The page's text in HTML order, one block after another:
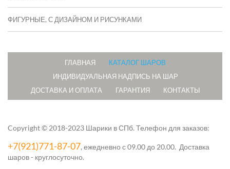
ФИГУРНЫЕ, С ДИЗАЙНОМ И РИСУНКАМИ
ГЛАВНАЯ
КАТАЛОГ ШАРОВ
ИНДИВИДУАЛЬНАЯ НАДПИСЬ НА ШАР
ДОСТАВКА И ОПЛАТА
ГАРАНТИЯ КОНТАКТЫ
Copyright © 2018-2023 Шарики в СПб. Телефон для заказов:
+7(921)771-87-07, ежедневно с 09.00 до 20.00. Доставка
шаров - круглосуточно.